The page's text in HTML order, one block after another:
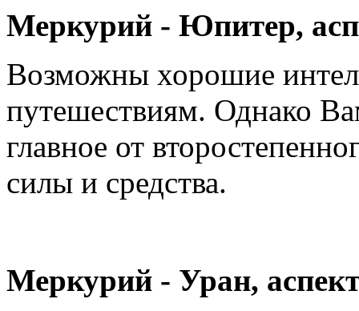
Меркурий - Юпитер,
Возможны хорошие
путешествиям. Однако
главное от
силы и средства.
Меркурий - Уран,